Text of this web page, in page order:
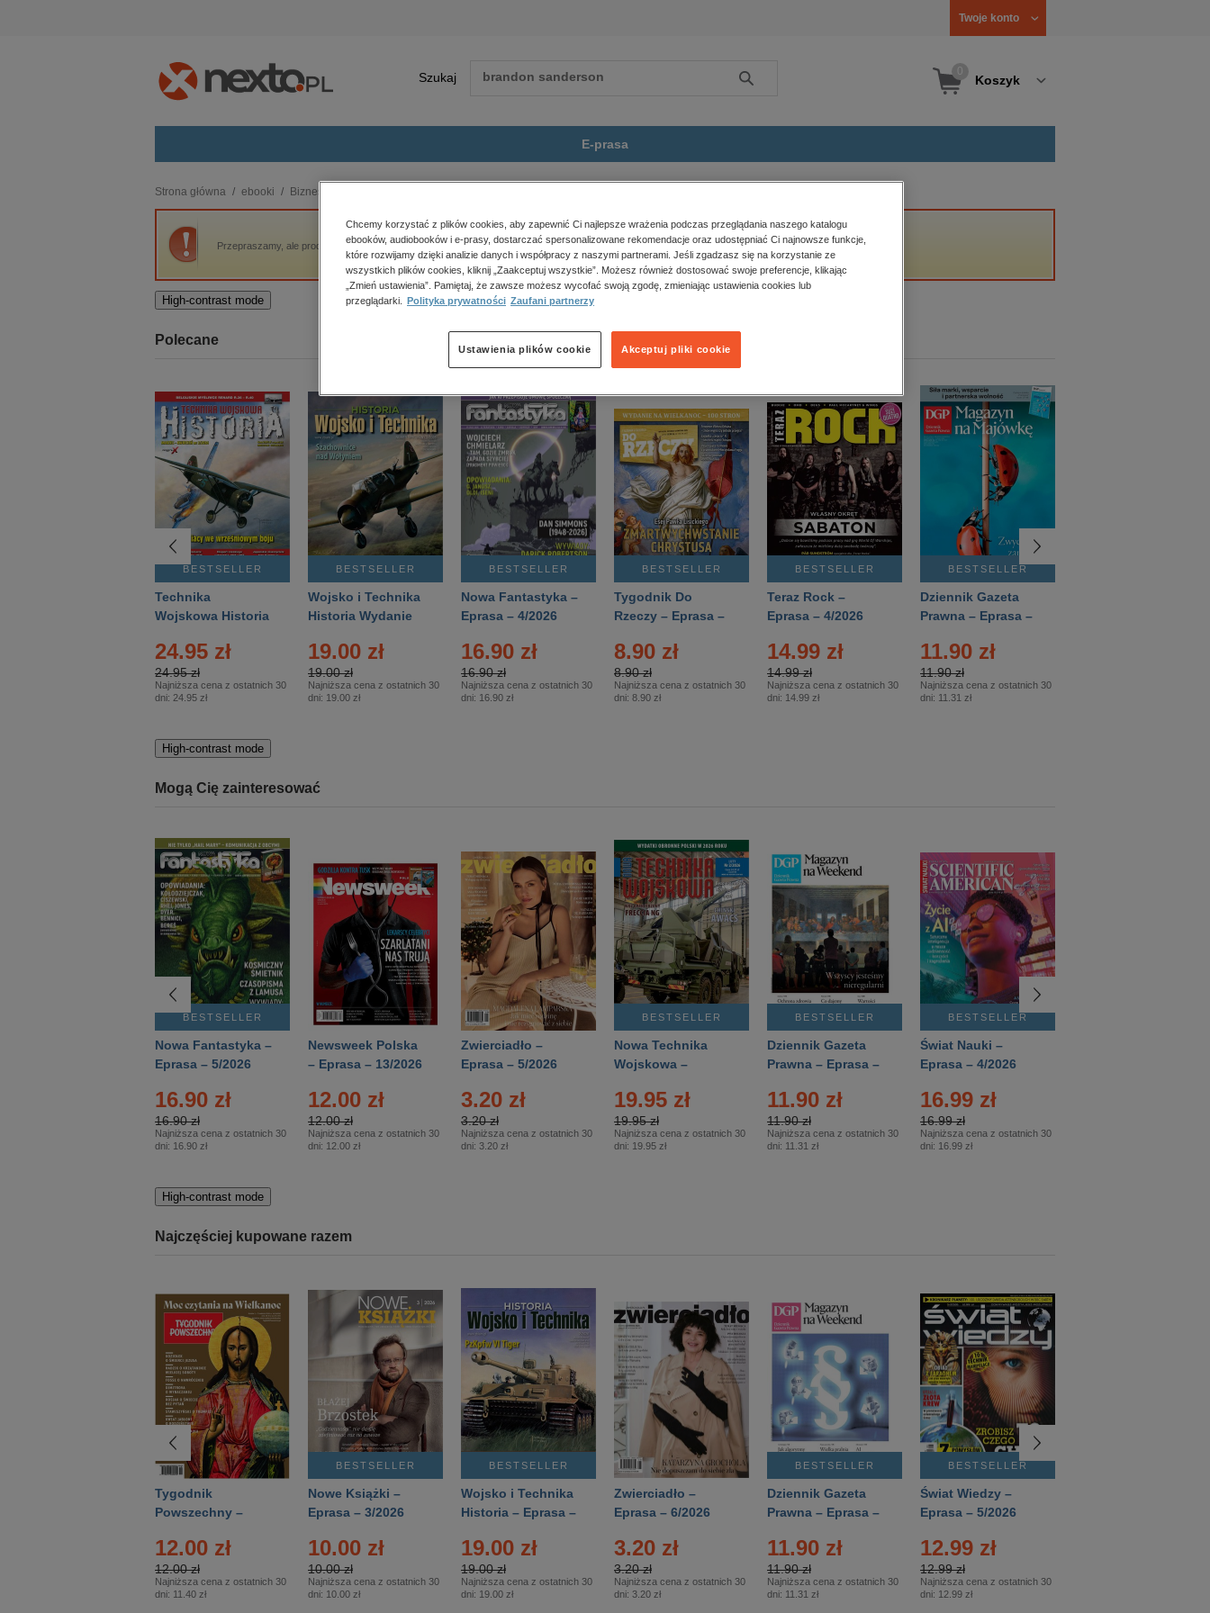
Twoje konto
Szukaj Szukaj Koszyk
E-prasa
budownictwo, aranżacja wnętrz
biznesowe, branżowe, gospodarka
darmowe wydania
edukacja
kobiece, lifestyle, kultura
polityka, społeczno-informacyjne
psychologiczne
inne
popularno-naukowe
historia
zdrowie
religie
Strona główna ebooki Biznes
Przepraszamy, ale produkt „Komunista obnażony. Zdemaskowanie komunizmu i przywrócenie wolności” nie jest dostępny.
High-contrast mode
Polecane
BESTSELLER
Technika
Wojskowa Historia
24.95 zł
24.95 zł
Najniższa cena z ostatnich 30
dni: 24.95 zł
BESTSELLER
Wojsko i Technika
Historia Wydanie
– 2/2026
19.00 zł
19.00 zł
Najniższa cena z ostatnich 30
dni: 19.00 zł
BESTSELLER
Nowa Fantastyka –
Eprasa – 4/2026
16.90 zł
16.90 zł
Najniższa cena z ostatnich 30
dni: 16.90 zł
BESTSELLER
Tygodnik Do
Rzeczy – Eprasa –
8.90 zł
8.90 zł
Najniższa cena z ostatnich 30
dni: 8.90 zł
BESTSELLER
Teraz Rock –
Eprasa – 4/2026
14.99 zł
14.99 zł
Najniższa cena z ostatnich 30
dni: 14.99 zł
BESTSELLER
Dziennik Gazeta
Prawna – Eprasa –
11.90 zł
11.90 zł
Najniższa cena z ostatnich 30
dni: 11.31 zł
High-contrast mode
Mogą Cię zainteresować
BESTSELLER
Nowa Fantastyka –
Eprasa – 5/2026
16.90 zł
16.90 zł
Najniższa cena z ostatnich 30
dni: 16.90 zł
Newsweek Polska
– Eprasa – 13/2026
12.00 zł
12.00 zł
Najniższa cena z ostatnich 30
dni: 12.00 zł
Zwierciadło –
Eprasa – 5/2026
3.20 zł
3.20 zł
Najniższa cena z ostatnich 30
dni: 3.20 zł
BESTSELLER
Nowa Technika
Wojskowa –
19.95 zł
19.95 zł
Najniższa cena z ostatnich 30
dni: 19.95 zł
BESTSELLER
Dziennik Gazeta
Prawna – Eprasa –
11.90 zł
11.90 zł
Najniższa cena z ostatnich 30
dni: 11.31 zł
BESTSELLER
Świat Nauki –
Eprasa – 4/2026
16.99 zł
16.99 zł
Najniższa cena z ostatnich 30
dni: 16.99 zł
High-contrast mode
Najczęściej kupowane razem
Tygodnik
Powszechny –
12.00 zł
12.00 zł
Najniższa cena z ostatnich 30
dni: 11.40 zł
BESTSELLER
Nowe Książki –
Eprasa – 3/2026
10.00 zł
10.00 zł
Najniższa cena z ostatnich 30
dni: 10.00 zł
BESTSELLER
Wojsko i Technika
Historia – Eprasa –
19.00 zł
19.00 zł
Najniższa cena z ostatnich 30
dni: 19.00 zł
Zwierciadło –
Eprasa – 6/2026
3.20 zł
3.20 zł
Najniższa cena z ostatnich 30
dni: 3.20 zł
BESTSELLER
Dziennik Gazeta
Prawna – Eprasa –
11.90 zł
11.90 zł
Najniższa cena z ostatnich 30
dni: 11.31 zł
BESTSELLER
Świat Wiedzy –
Eprasa – 5/2026
12.99 zł
12.99 zł
Najniższa cena z ostatnich 30
dni: 12.99 zł
Chcemy korzystać z plików cookies, aby zapewnić Ci najlepsze wrażenia podczas przeglądania naszego katalogu
ebooków, audiobooków i e-prasy, dostarczać spersonalizowane rekomendacje oraz udostępniać Ci najnowsze funkcje,
które rozwijamy dzięki analizie danych i współpracy z naszymi partnerami. Jeśli zgadzasz się na korzystanie ze
wszystkich plików cookies, kliknij „Zaakceptuj wszystkie”. Możesz również dostosować swoje preferencje, klikając
„Zmień ustawienia”. Pamiętaj, że zawsze możesz wycofać swoją zgodę, zmieniając ustawienia cookies lub
przeglądarki.
Polityka prywatności Zaufani partnerzy
Akceptuj pliki cookie
Ustawienia plików cookie